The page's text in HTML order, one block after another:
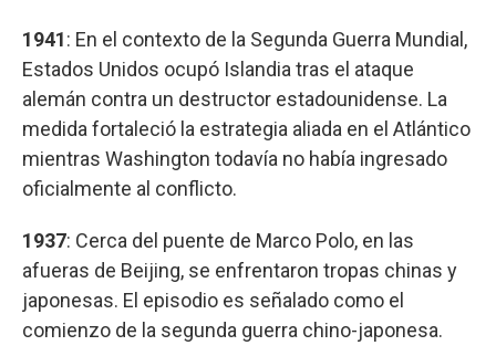
1941: En el contexto de la Segunda Guerra Mundial,
Estados Unidos ocupó Islandia tras el ataque
alemán contra un destructor estadounidense. La
medida fortaleció la estrategia aliada en el Atlántico
mientras Washington todavía no había ingresado
oficialmente al conflicto.
1937: Cerca del puente de Marco Polo, en las
afueras de Beijing, se enfrentaron tropas chinas y
japonesas. El episodio es señalado como el
comienzo de la segunda guerra chino-japonesa.